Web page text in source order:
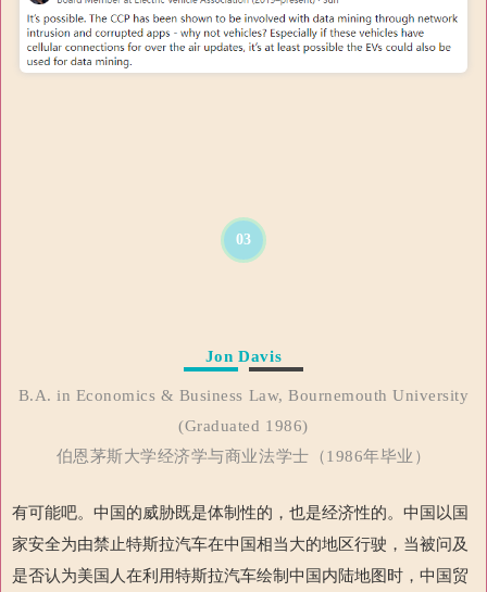
03
Jon Davis
B.A. in Economics & Business Law, Bournemouth University
(Graduated 1986)
伯恩茅斯大学经济学与商业法学士（1986年毕业）
有可能吧。中国的威胁既是体制性的，也是经济性的。中国以国
家安全为由禁止特斯拉汽车在中国相当大的地区行驶，当被问及
是否认为美国人在利用特斯拉汽车绘制中国内陆地图时，中国贸